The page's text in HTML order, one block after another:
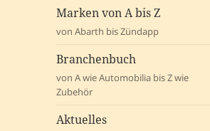
Marken von A bis Z
von Abarth bis Zündapp
Branchenbuch
von A wie Automobilia bis Z wie
Zubehör
Aktuelles